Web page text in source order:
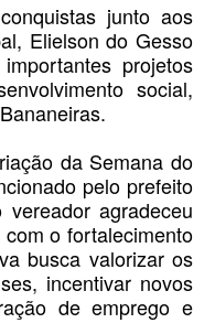
junto aos
Elielson do Gesso
projetos
social,
da Semana do
pelo prefeito
agradeceu
o fortalecimento
busca valorizar os
incentivar novos
de emprego e